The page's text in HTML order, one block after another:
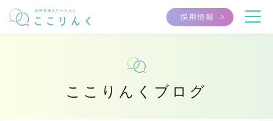
採用情報
ここりんくブログ